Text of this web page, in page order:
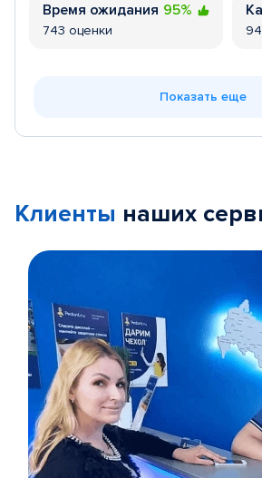
Время ожидания 95%
743 оценки
Показать еще
Клиенты наших